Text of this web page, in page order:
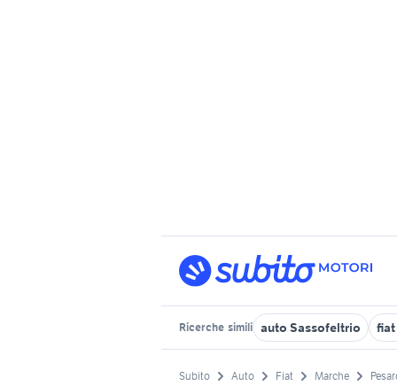
Ricerche simili auto Sassofeltrio
Subito Auto Fiat Marche